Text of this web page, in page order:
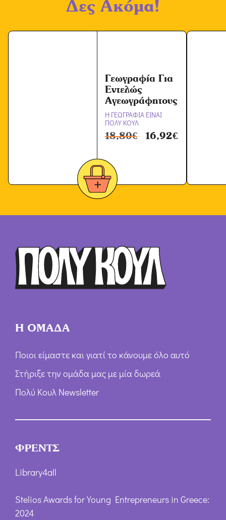
ω
Δες Ακόμα!
Γεωγραφία Για
Εντελώς
Αγεωγράφητους
Η ΓΕΩΓΡΑΦΙΑ ΕΙΝΑΙ
ΠΟΛΥ ΚΟΥΛ
18,80€ 16,92€
Η ΟΜΑΔΑ
Ποιοι είμαστε και γιατί το κάνουμε όλο αυτό
Στήριξε την ομάδα μας με μία δωρεά
Πολύ Κουλ Newsletter
ΦΡΕΝΤΣ
Library4all
Stelios Awards for Young Entrepreneurs in Greece:
2024